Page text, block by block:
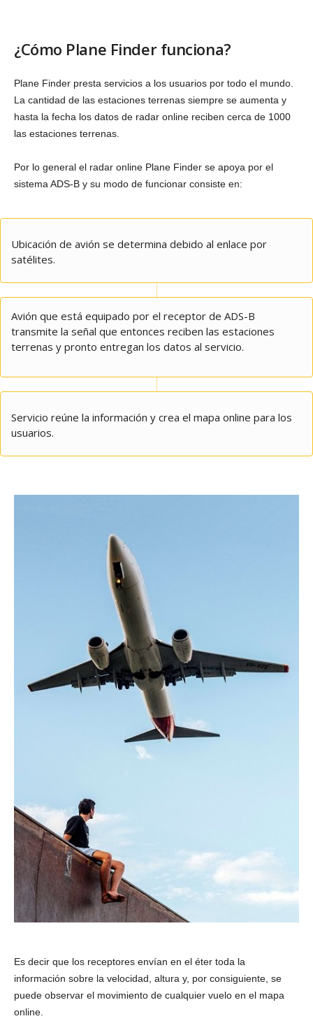
¿Cómo Plane Finder funciona?
Plane Finder presta servicios a los usuarios por todo el mundo.
La cantidad de las estaciones terrenas siempre se aumenta y
hasta la fecha los datos de radar online reciben cerca de 1000
las estaciones terrenas.
Por lo general el radar online Plane Finder se apoya por el
sistema ADS-B y su modo de funcionar consiste en:
Ubicación de avión se determina debido al enlace por
satélites.
Avión que está equipado por el receptor de ADS-B
transmite la señal que entonces reciben las estaciones
terrenas y pronto entregan los datos al servicio.
Servicio reúne la información y crea el mapa online para los
usuarios.
Es decir que los receptores envían en el éter toda la
información sobre la velocidad, altura y, por consiguiente, se
puede observar el movimiento de cualquier vuelo en el mapa
online.